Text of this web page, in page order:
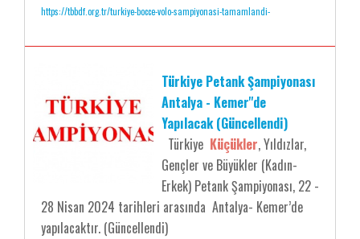
https://tbbdf.org.tr/turkiye-bocce-volo-sampiyonasi-tamamlandi-
Türkiye Petank Şampiyonası
Antalya - Kemer''de
Yapılacak (Güncellendi)
Türkiye Küçükler, Yıldızlar,
Gençler ve Büyükler (Kadın-
Erkek) Petank Şampiyonası, 22 -
28 Nisan 2024 tarihleri arasında Antalya- Kemer’de
yapılacaktır. (Güncellendi)